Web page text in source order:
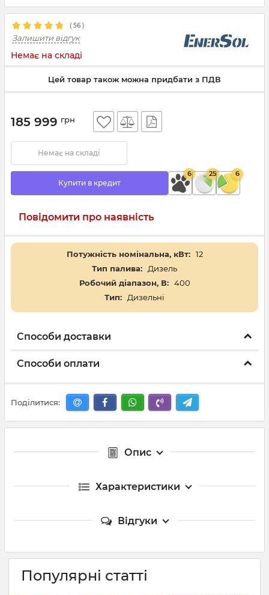
( 56 )
Залишити відгук
Немає на складі
Цей товар також можна придбати з ПДВ
185 999 грн
Немає на складі
Купити в кредит
6 25 6
Повідомити про наявність
Потужність номінальна, кВт: 12
Тип палива:
Дизель
Робочий діапазон, В: 400
Тип:
Дизельні
Способи доставки
Способи оплати
Поділитися:
Опис
Характеристики
Відгуки
Популярні статті